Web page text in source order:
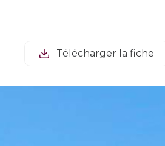
Télécharger la fiche